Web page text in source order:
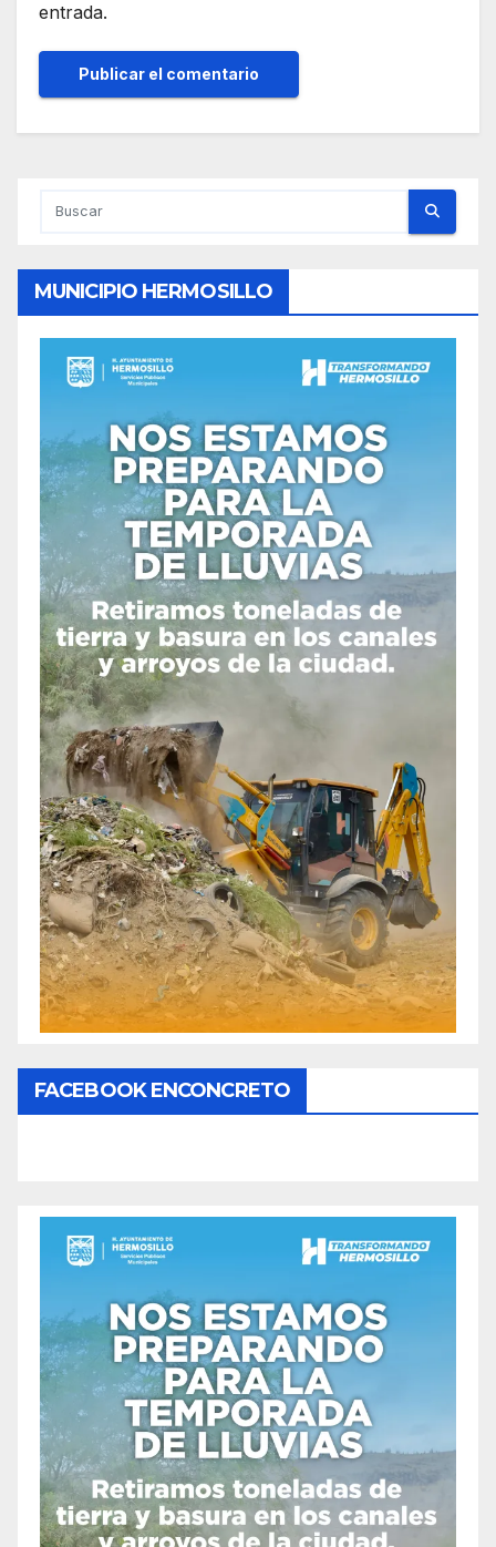
entrada.
MUNICIPIO HERMOSILLO
FACEBOOK ENCONCRETO